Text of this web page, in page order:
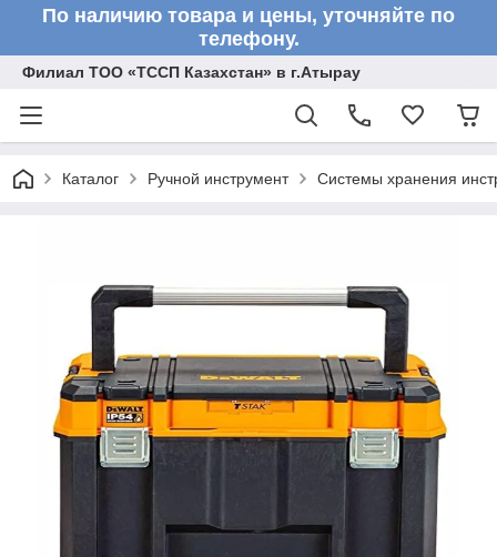
По наличию товара и цены, уточняйте по
телефону.
Филиал ТОО «ТССП Казахстан» в г.Атырау
Каталог Ручной инструмент Системы хранения